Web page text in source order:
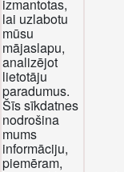
izmantotas,
lai uzlabotu
mūsu
mājaslapu,
analizējot
lietotāju
paradumus.
Šīs sīkdatnes
nodrošina
mums
informāciju,
piemēram,